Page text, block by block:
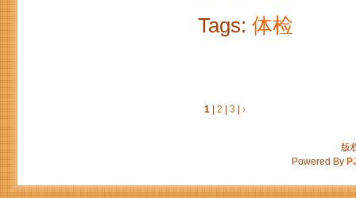
Tags:体检
1 |2 |3 |›
版
Powered By